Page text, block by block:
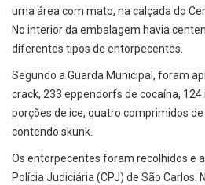
uma área com mato, na calçada do
No interior da embalagem havia
diferentes tipos de entorpecentes.
Segundo a Guarda Municipal, foram
crack, 233 eppendorfs de cocaína,
porções de ice, quatro comprimidos
contendo skunk.
Os entorpecentes foram recolhidos e
Polícia Judiciária (CPJ) de São